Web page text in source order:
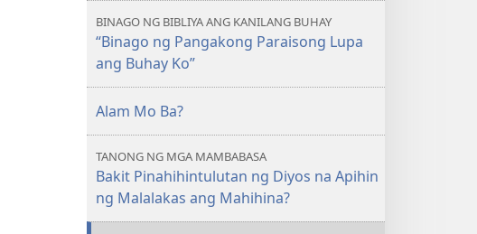
DaigdigDaigdig
BINAGO NG BIBLIYA ANG KANILANG BUHAY
“Binago ng Pangakong Paraisong Lupa
ang Buhay Ko”
Alam Mo Ba?
TANONG NG MGA MAMBABASA
Bakit Pinahihintulutan ng Diyos na Apihin
ng Malalakas ang Mahihina?